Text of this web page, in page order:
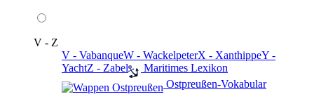
V - Z
V - VabanqueW - WackelpeterX - XanthippeY -
YachtZ - Zabel
️ Maritimes Lexikon
️ Ostpreußen-Vokabular